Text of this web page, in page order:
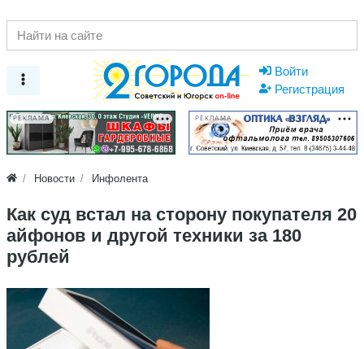
Войти
Регистрация
РЕКЛАМА РЕКЛАМА
Новости Инфолента
Как суд встал на сторону покупателя 20
айфонов и другой техники за 180
рублей